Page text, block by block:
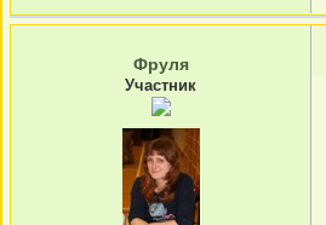
Фруля
Участник